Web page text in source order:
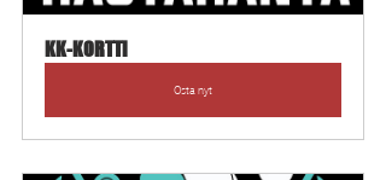
KK-KORTTI
Osta nyt